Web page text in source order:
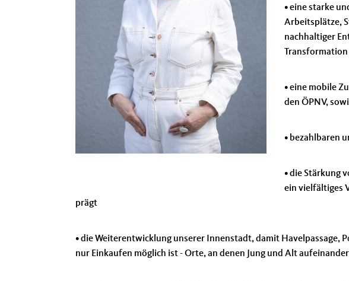
• eine starke
Arbeitsplätze,
nachhaltiger
• eine mobile
den ÖPNV,
• bezahlbaren
• die Stärkung
ein vielfältiges
prägt
• die Weiterentwicklung unserer Innenstadt, damit Havelpassage,
nur Einkaufen möglich ist - Orte, an denen Jung und Alt